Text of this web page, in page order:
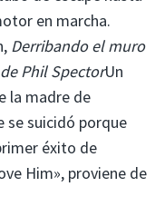
en marcha.
Derribando el muro
Phil SpectorUn
la madre de
se suicidó porque
éxito de
Him», proviene de